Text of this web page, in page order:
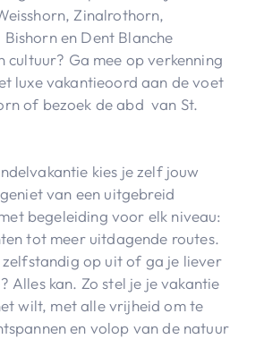
Zinalrothorn,
en Dent Blanche
cultuur? Ga mee op verkenning
luxe vakantieoord aan de voet
of bezoek de abd van St.
kies je zelf jouw
van een uitgebreid
begeleiding voor elk niveau:
tot meer uitdagende routes.
op uit of ga je liever
Alles kan. Zo stel je je vakantie
wilt, met alle vrijheid om te
en volop van de natuur